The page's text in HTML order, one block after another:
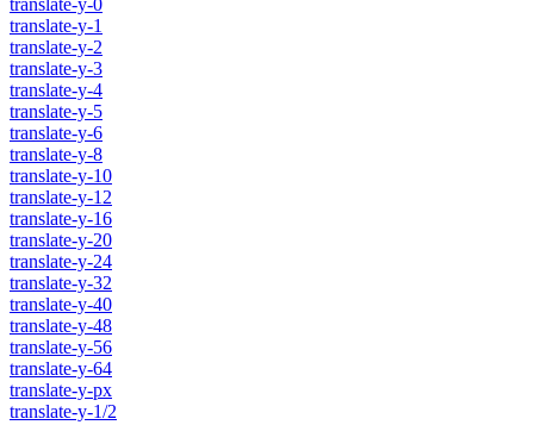
translate-y-1
translate-y-2
translate-y-3
translate-y-4
translate-y-5
translate-y-6
translate-y-8
translate-y-10
translate-y-12
translate-y-16
translate-y-20
translate-y-24
translate-y-32
translate-y-40
translate-y-48
translate-y-56
translate-y-64
translate-y-px
translate-y-1/2